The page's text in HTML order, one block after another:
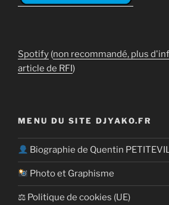
Spotify (non recommandé, plus
article de RFI)
MENU DU SITE DJYAKO.FR
Biographie de Quentin
Photo et Graphisme
⚖ Politique de cookies (UE)